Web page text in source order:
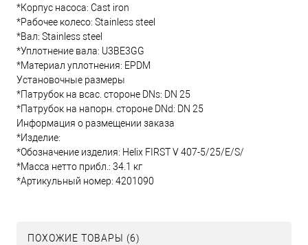
*Корпус насоса: Cast iron
*Рабочее колесо: Stainless steel
*Вал: Stainless steel
*Уплотнение вала: U3BE3GG
*Материал уплотнения: EPDM
Установочные размеры
*Патрубок на всас. стороне DNs: DN 25
*Патрубок на напорн. стороне DNd: DN 25
Информация о размещении заказа
*Изделие:
*Обозначение изделия: Helix FIRST V 407-5/25/E/S/
*Масса нетто прибл.: 34.1 кг
*Артикульный номер: 4201090
ПОХОЖИЕ ТОВАРЫ (6)